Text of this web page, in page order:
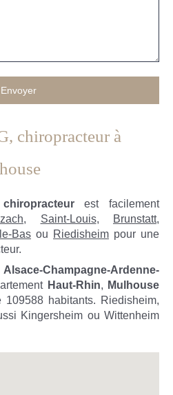
Envoyer
chiropracteur à
chiropracteurest facilement
, Saint-Louis, Brunstatt,
Bas ou Riedisheim pour une
Alsace-Champagne-Ardenne-
Haut-Rhin, Mulhouse
habitants. Riedisheim,
Kingersheim ou Wittenheim